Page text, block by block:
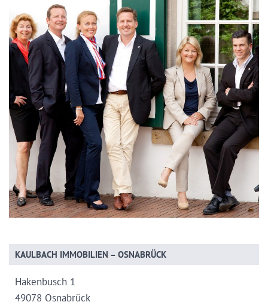
KAULBACH IMMOBILIEN – OSNABRÜCK
Hakenbusch 1
49078 Osnabrück